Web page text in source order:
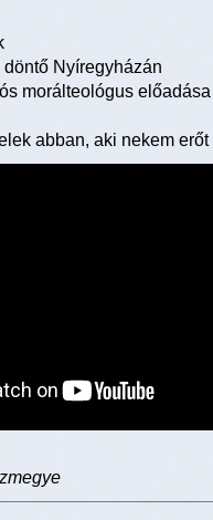
Nyíregyházán
morálteológus előadása
abban, aki nekem